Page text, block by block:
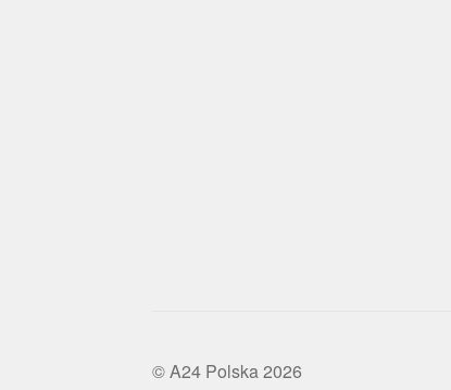
© A24 Polska 2026